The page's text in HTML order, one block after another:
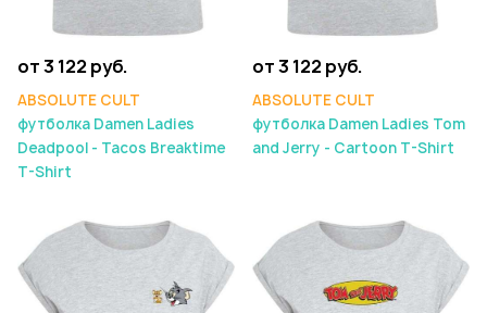
от 3 122 руб.
ABSOLUTE CULT
футболка Damen Ladies
Deadpool - Tacos Breaktime
T-Shirt
от 3 122 руб.
ABSOLUTE CULT
футболка Damen Ladies Tom
and Jerry - Cartoon T-Shirt